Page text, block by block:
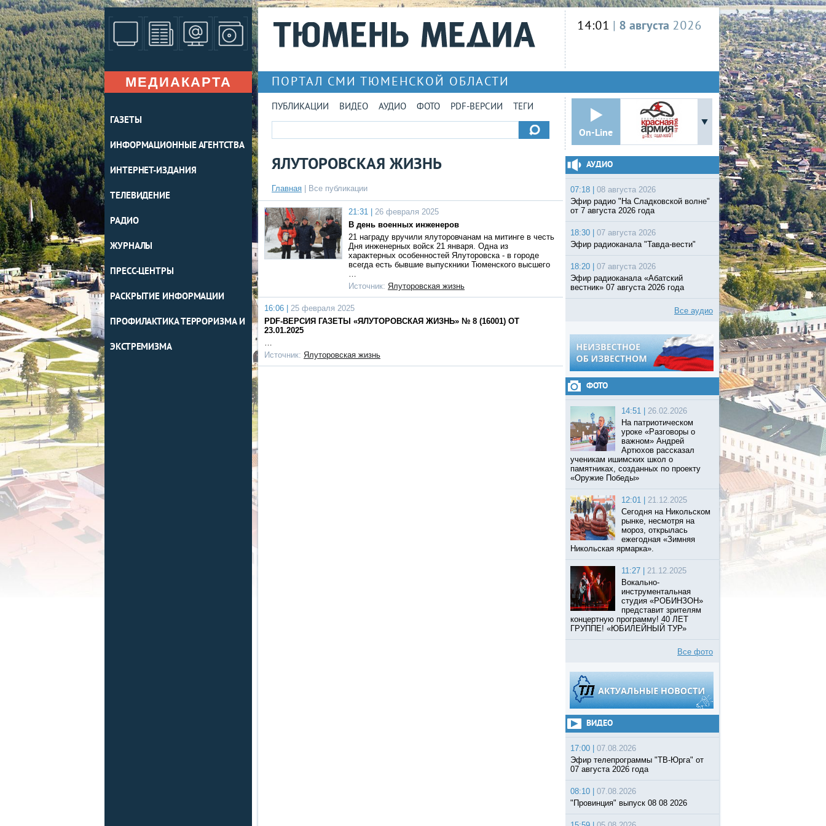
МЕДИАКАРТА
ГАЗЕТЫ
ИНФОРМАЦИОННЫЕ АГЕНТСТВА
ИНТЕРНЕТ-ИЗДАНИЯ
ТЕЛЕВИДЕНИЕ
РАДИО
ЖУРНАЛЫ
ПРЕСС-ЦЕНТРЫ
РАСКРЫТИЕ ИНФОРМАЦИИ
ПРОФИЛАКТИКА ТЕРРОРИЗМА И
ЭКСТРЕМИЗМА
14:01 | 8 августа 2026
ПОРТАЛ СМИ ТЮМЕНСКОЙ ОБЛАСТИ
ПУБЛИКАЦИИ ВИДЕО АУДИО ФОТО PDF-ВЕРСИИ ТЕГИ
On-Line
ЯЛУТОРОВСКАЯ ЖИЗНЬ
Главная Все публикации
21:31 |
26 февраля 2025
В день военных инженеров
21 награду вручили ялуторовчанам на митинге в честь
Дня инженерных войск 21 января. Одна из
характерных особенностей Ялуторовска - в городе
всегда есть бывшие выпускники Тюменского высшего
…
Источник: Ялуторовская жизнь
16:06 |
25 февраля 2025
PDF-ВЕРСИЯ ГАЗЕТЫ «ЯЛУТОРОВСКАЯ ЖИЗНЬ» № 8 (16001) ОТ
23.01.2025
…
Источник: Ялуторовская жизнь
АУДИО
07:18 |
08 августа 2026
Эфир радио "На Сладковской волне"
от 7 августа 2026 года
18:30 |
07 августа 2026
Эфир радиоканала "Тавда-вести"
18:20 |
07 августа 2026
Эфир радиоканала «Абатский
вестник» 07 августа 2026 года
Все аудио
ФОТО
14:51 |
26.02.2026
На патриотическом
уроке «Разговоры о
важном» Андрей
Артюхов рассказал
ученикам ишимских школ о
памятниках, созданных по проекту
«Оружие Победы»
12:01 |
21.12.2025
Сегодня на Никольском
рынке, несмотря на
мороз, открылась
ежегодная «Зимняя
Никольская ярмарка».
11:27 |
21.12.2025
Вокально-
инструментальная
студия «РОБИНЗОН»
представит зрителям
концертную программу! 40 ЛЕТ
ГРУППЕ! «ЮБИЛЕЙНЫЙ ТУР»
Все фото
ВИДЕО
17:00 |
07.08.2026
Эфир телепрограммы "ТВ-Юрга" от
07 августа 2026 года
08:10 |
07.08.2026
"Провинция" выпуск 08 08 2026